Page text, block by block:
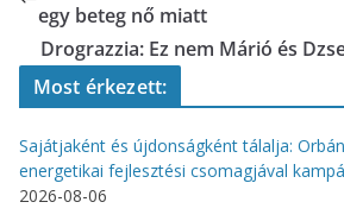
egy beteg nő miatt
Drograzzia: Ez nem Márió és
Most érkezett:
Sajátjaként és újdonságként tálalja:
energetikai fejlesztési csomagjával
2026-08-06